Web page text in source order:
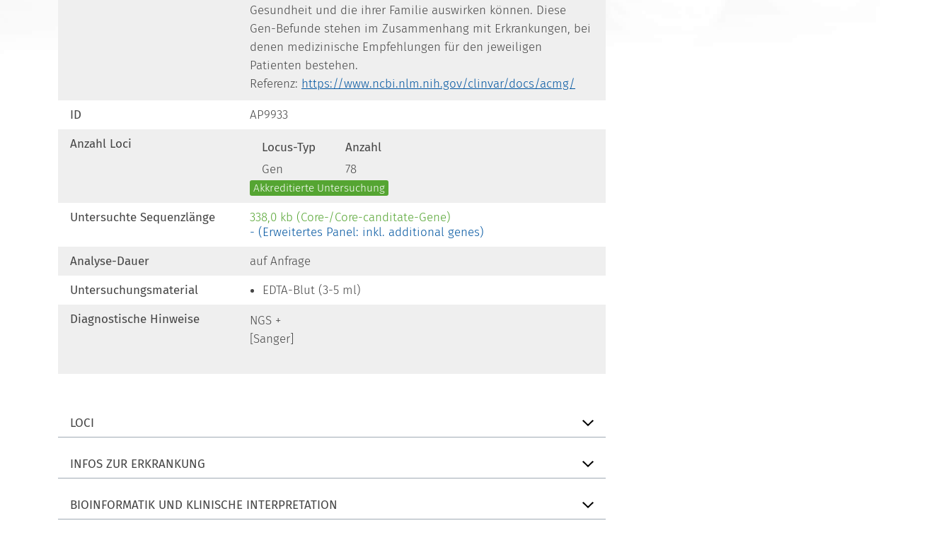
Gesundheit und die ihrer Familie auswirken können. Diese
Gen-Befunde stehen im Zusammenhang mit Erkrankungen, bei
denen medizinische Empfehlungen für den jeweiligen
Patienten bestehen.
Referenz: https://www.ncbi.nlm.nih.gov/clinvar/docs/acmg/
ID
AP9933
Anzahl Loci
Locus-Typ
Anzahl
Gen
78
Akkreditierte Untersuchung
Untersuchte Sequenzlänge
338,0 kb (Core-/Core-canditate-Gene)
- (Erweitertes Panel: inkl. additional genes)
Analyse-Dauer
auf Anfrage
Untersuchungsmaterial
EDTA-Blut (3-5 ml)
Diagnostische Hinweise
NGS +
[Sanger]
LOCI
INFOS ZUR ERKRANKUNG
BIOINFORMATIK UND KLINISCHE INTERPRETATION